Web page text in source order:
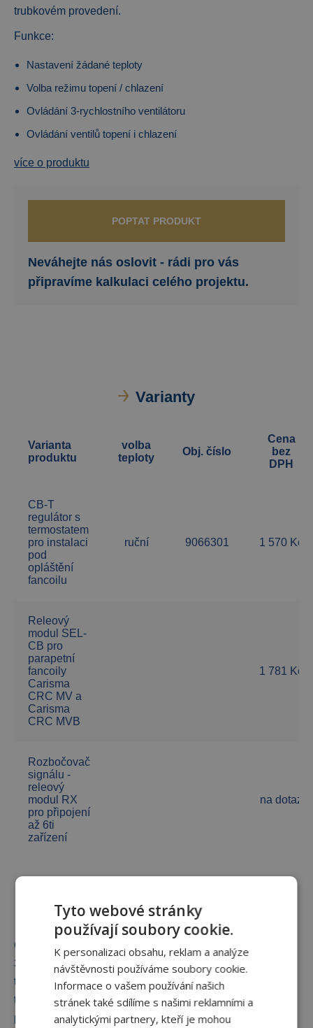
trubkovém provedení.
Funkce:
Nastavení žádané teploty
Volba režimu topení / chlazení
Ovládání 3-rychlostního ventilátoru
Ovládání ventilů topení i chlazení
více o produktu
POPTAT PRODUKT
Neváhejte nás oslovit - rádi pro vás
připravíme kalkulaci celého projektu.
Varianty
Varianta
produktu
volba
teploty
Obj. číslo
Cena
bez
DPH
CB-T
regulátor s
termostatem
pro instalaci
pod
opláštění
fancoilu
ruční 9066301 1 570 Kč
Releový
modul SEL-
CB pro
parapetní
fancoily
Carisma
CRC MV a
Carisma
CRC MVB
1 781 Kč
Rozbočovač
signálu -
releový
modul RX
pro připojení
až 6ti
zařízení
na dotaz
Popis
CB-T regulátory s termostatem pro osazení do fancoilů s
3-rychlostním asynchronním motorem v 2-trubkovém i 4-
trubkovém provedení. Regulátor umožňuje volbu režimu
topení / chlazení, ovládání jednoho nebo dvou on/off
pohonů a ruční přepínání rychlosti ventilátoru
Tyto webové stránky
používají soubory cookie.
K personalizaci obsahu, reklam a analýze
návštěvnosti používáme soubory cookie.
Informace o vašem používání našich
stránek také sdílíme s našimi reklamními a
analytickými partnery, kteří je mohou